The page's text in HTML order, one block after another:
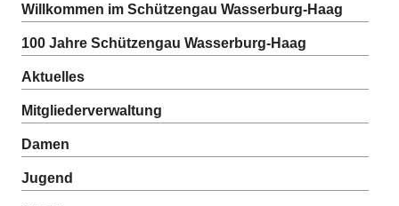
Willkommen im Schützengau Wasserburg-Haag
100 Jahre Schützengau Wasserburg-Haag
Aktuelles
Mitgliederverwaltung
Damen
Jugend